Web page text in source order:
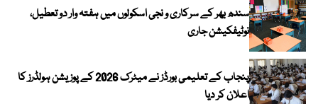
سندھ بھر کے سرکاری و نجی اسکولوں میں ہفتہ وار دو تعطیل،
نوٹیفکیشن جاری
پنجاب کے تعلیمی بورڈز نے میٹرک 2026 کے پوزیشن ہولڈرز کا
اعلان کر دیا